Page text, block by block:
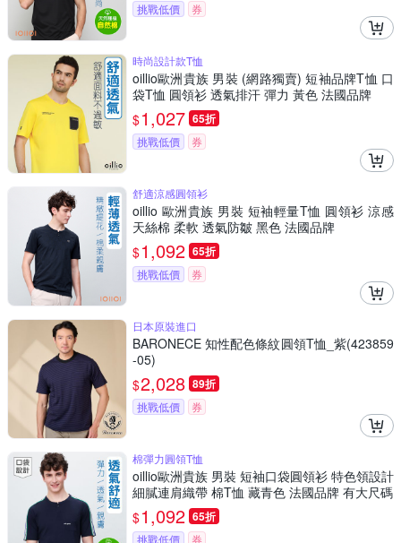
挑戰低價 券
時尚設計款T恤
oillio歐洲貴族 男裝 (網路獨賣) 短袖品牌T恤 口
袋T恤 圓領衫 透氣排汗 彈力 黃色 法國品牌
$1,027 65折
挑戰低價 券
舒適涼感圓領衫
oillio 歐洲貴族 男裝 短袖輕量T恤 圓領衫 涼感
天絲棉 柔軟 透氣防皺 黑色 法國品牌
$1,092 65折
挑戰低價 券
日本原裝進口
BARONECE 知性配色條紋圓領T恤_紫(423859
-05)
$2,028 89折
挑戰低價 券
棉彈力圓領T恤
oillio歐洲貴族 男裝 短袖口袋圓領衫 特色領設計
細膩連肩織帶 棉T恤 藏青色 法國品牌 有大尺碼
$1,092 65折
挑戰低價 券